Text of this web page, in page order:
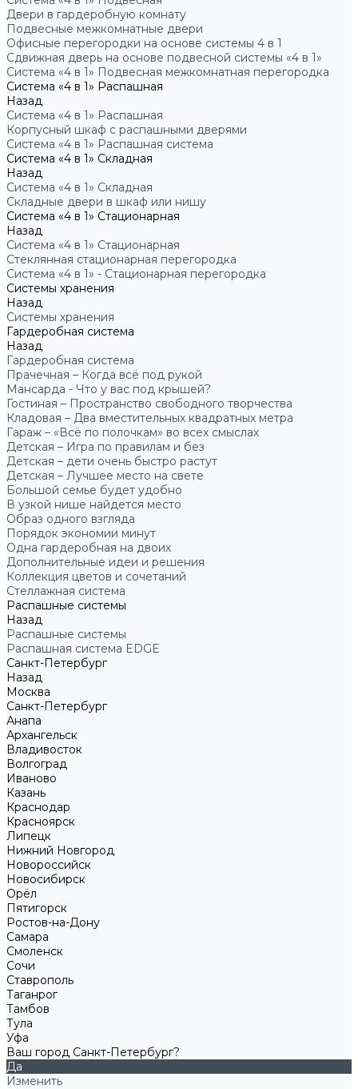
Двери в гардеробную комнату
Подвесные межкомнатные двери
Офисные перегородки на основе системы 4 в 1
Сдвижная дверь на основе подвесной системы «4 в 1»
Система «4 в 1» Подвесная межкомнатная перегородка
Система «4 в 1» Распашная
Назад
Система «4 в 1» Распашная
Корпусный шкаф с распашными дверями
Система «4 в 1» Распашная система
Система «4 в 1» Складная
Назад
Система «4 в 1» Складная
Складные двери в шкаф или нишу
Система «4 в 1» Стационарная
Назад
Система «4 в 1» Стационарная
Стеклянная стационарная перегородка
Система «4 в 1» - Стационарная перегородка
Системы хранения
Назад
Системы хранения
Гардеробная система
Назад
Гардеробная система
Прачечная – Когда всё под рукой
Мансарда - Что у вас под крышей?
Гостиная – Пространство свободного творчества
Кладовая – Два вместительных квадратных метра
Гараж – «Всё по полочкам» во всех смыслах
Детская – Игра по правилам и без
Детская – дети очень быстро растут
Детская – Лучшее место на свете
Большой семье будет удобно
В узкой нише найдется место
Образ одного взгляда
Порядок экономии минут
Одна гардеробная на двоих
Дополнительные идеи и решения
Коллекция цветов и сочетаний
Стеллажная система
Распашные системы
Назад
Распашные системы
Распашная система EDGE
Санкт-Петербург
Назад
Москва
Санкт-Петербург
Анапа
Архангельск
Владивосток
Волгоград
Иваново
Казань
Краснодар
Красноярск
Липецк
Нижний Новгород
Новороссийск
Новосибирск
Орёл
Пятигорск
Ростов-на-Дону
Самара
Смоленск
Сочи
Ставрополь
Таганрог
Тамбов
Тула
Уфа
Ваш город Санкт-Петербург?
Да
Изменить